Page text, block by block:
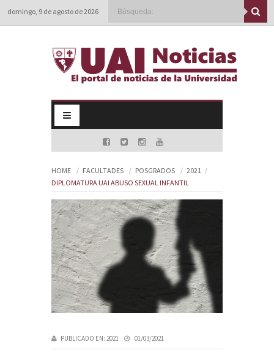
domingo, 9 de agosto de 2026
HOME FACULTADES POSGRADOS
2021
DIPLOMATURA UAI ABUSO SEXUAL INFANTIL
PUBLICADO EN: 2021 01/03/2021